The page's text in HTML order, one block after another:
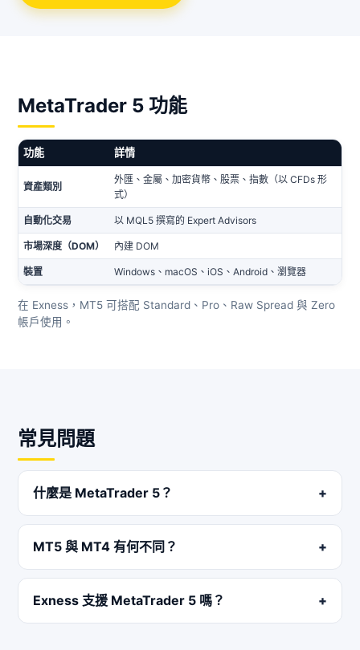
MetaTrader 5 功能
功能 詳情
資產類別
外匯、金屬、加密貨幣、股票、指數（以 CFDs 形
式）
自動化交易 以 MQL5 撰寫的 Expert Advisors
市場深度（DOM） 內建 DOM
裝置 Windows、macOS、iOS、Android、瀏覽器
在 Exness，MT5 可搭配 Standard、Pro、Raw Spread 與 Zero
帳戶使用。
常見問題
什麼是 MetaTrader 5？
MT5 與 MT4 有何不同？
Exness 支援 MetaTrader 5 嗎？